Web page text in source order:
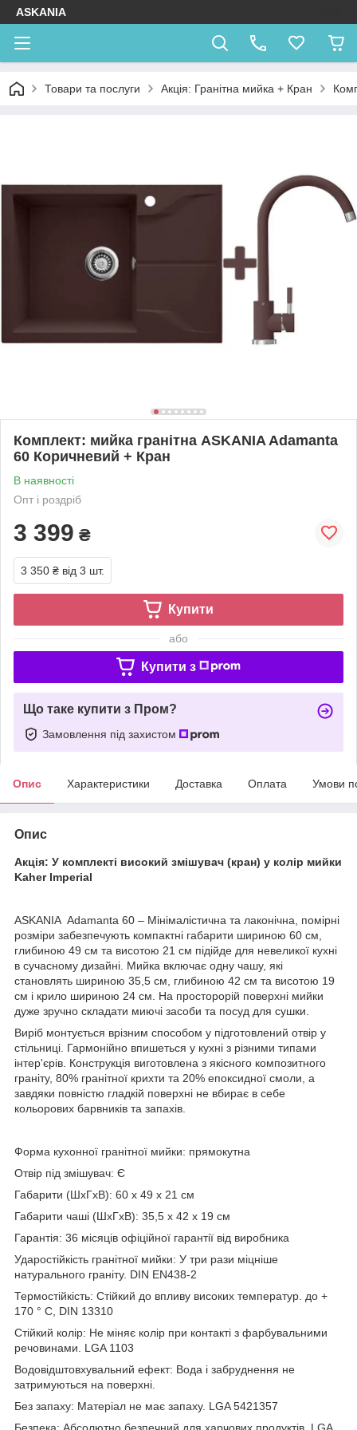
ASKANIA
Товари та послуги Акція: Гранітна мийка + Кран
Комплект: мийка гранітна ASKANIA Adamanta
60 Коричневий + Кран
В наявності
Опт і роздріб
3 399 ₴
3 350 ₴ від 3 шт.
Купити
або
Купити з
Що таке купити з Пром?
Замовлення під захистом
Опис Характеристики Доставка Оплата Умови
Опис
Акція: У комплекті високий змішувач (кран) у колір мийки
Kaher Imperial
ASKANIA Adamanta 60 – Мінімалістична та лаконічна, помірні
розміри забезпечують компактні габарити шириною 60 см,
глибиною 49 см та висотою 21 см підійде для невеликої кухні
в сучасному дизайні. Мийка включає одну чашу, які
становлять шириною 35,5 см, глибиною 42 см та висотою 19
см і крило шириною 24 см. На просторорій поверхні мийки
дуже зручно складати миючі засоби та посуд для сушки.
Виріб монтується врізним способом у підготовлений отвір у
стільниці. Гармонійно впишеться у кухні з різними типами
інтер'єрів. Конструкція виготовлена з якісного композитного
граніту, 80% гранітної крихти та 20% епоксидної смоли, а
завдяки повністю гладкій поверхні не вбирає в себе
кольорових барвників та запахів.
Форма кухонної гранітної мийки: прямокутна
Отвір під змішувач: Є
Габарити (ШхГхВ): 60 х 49 х 21 см
Габарити чаші (ШхГхВ): 35,5 х 42 х 19 см
Гарантія: 36 місяців офіційної гарантії від виробника
Ударостійкість гранітної мийки: У три рази міцніше
натурального граніту. DIN EN438-2
Термостійкість: Стійкий до впливу високих температур. до +
170 ° C, DIN 13310
Стійкий колір: Не міняє колір при контакті з фарбувальними
речовинами. LGA 1103
Водовідштовхувальний ефект: Вода і забруднення не
затримуються на поверхні.
Без запаху: Матеріал не має запаху. LGA 5421357
Безпека: Абсолютно безпечний для харчових продуктів. LGA